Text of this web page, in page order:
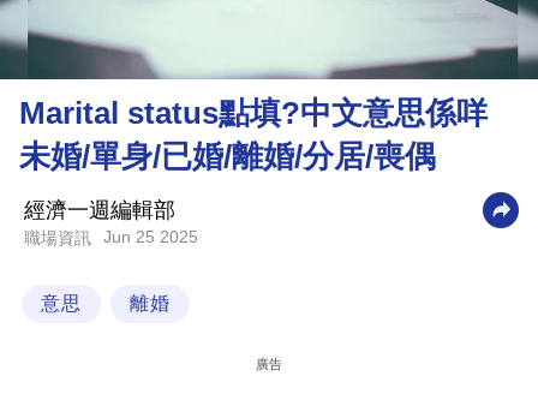
理
財
商
業
科
Marital status點填?中文意思係咩
未婚/單身/已婚/離婚/分居/喪偶
經濟一週編輯部
職場資訊 Jun 25 2025
意思 離婚
廣告